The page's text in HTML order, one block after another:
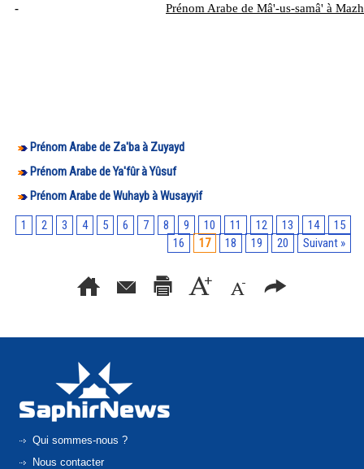
- Prénom Arabe de Mâ'-us-samâ' à
Prénom Arabe de Za'ba à Zuyayd
Prénom Arabe de Ya'fûr à Yûsuf
Prénom Arabe de Wuhayb à Wusayyif
1
2 3 4 5 6 7 8 9 10 11 12 13 14
15
16
17 18 19 20 Suivant »
Qui sommes-nous ?
Nous contacter